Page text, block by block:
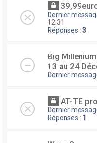
Dernier
12:31
Réponses : 3
Big
13 au 24
Dernier
AT-TE
Dernier
Réponses : 1